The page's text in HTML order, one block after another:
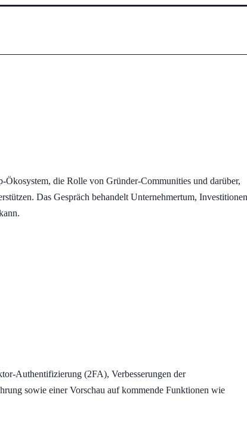
die Rolle von Gründer-Communities und darüber,
Das Gespräch behandelt Unternehmertum,
Authentifizierung (2FA), Verbesserungen der
sowie einer Vorschau auf kommende Funktionen wie